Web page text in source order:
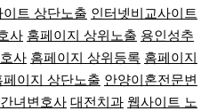
이트 상단노출 인터넷비교사이트
사 홈페이지 상위노출 용인성추
사 홈페이지 상위등록 홈페이지
페이지 상단노출 안양이혼전문변
녀변호사 대전치과 웹사이트 노